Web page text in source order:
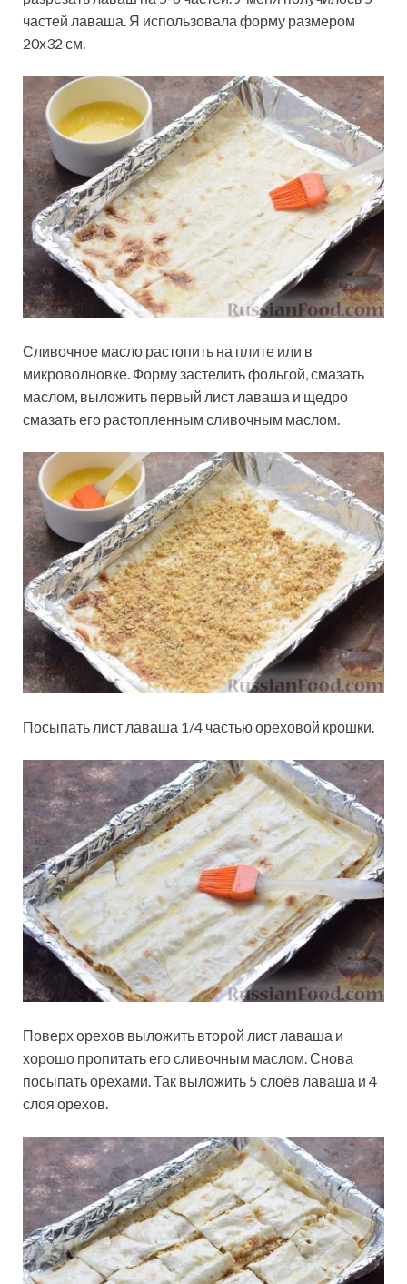
частей лаваша. Я использовала форму размером
20х32 см.
Сливочное масло растопить на плите или в
микроволновке. Форму застелить фольгой, смазать
маслом, выложить первый лист лаваша и щедро
смазать его растопленным сливочным маслом.
Посыпать лист лаваша 1/4 частью ореховой крошки.
Поверх орехов выложить второй лист лаваша и
хорошо пропитать его сливочным маслом. Снова
посыпать орехами. Так выложить 5 слоёв лаваша и 4
слоя орехов.